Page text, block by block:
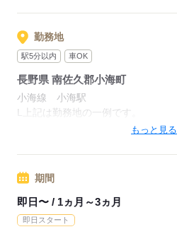
※22時～翌5時の就労は深夜時給適用
※お給料は最短で週払いOK！（規定
※残業代は別途全額支給
【日収例】
日収10400円
【月給例】
時給1300円×8h×22日
※未経験の方（無資格）：時給
す。
勤務地
駅5分以内 車OK
長野県 南佐久郡小海町
小海線 小海駅
L上記は勤務地の一例です。
【他勤務先例】入居施設、デイサ
もっと見る
期間
即日〜 / 1ヵ月～3ヵ月
即日スタート